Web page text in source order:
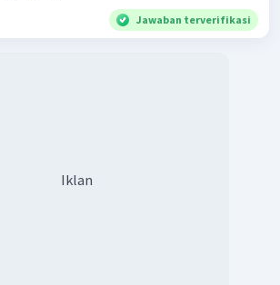
Jawaban terverifikasi
Iklan